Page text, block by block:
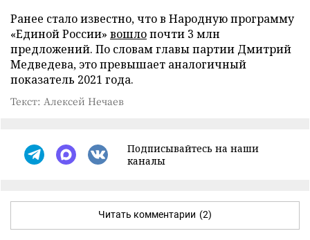
Ранее стало известно, что в Народную программу
«Единой России» вошлопочти 3 млн
предложений. По словам главы партии Дмитрий
Медведева, это превышает аналогичный
показатель 2021 года.
Текст: Алексей Нечаев
Подписывайтесь на наши
каналы
Читать комментарии (2)